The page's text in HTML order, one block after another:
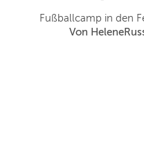
Fußballcamp in den
Von